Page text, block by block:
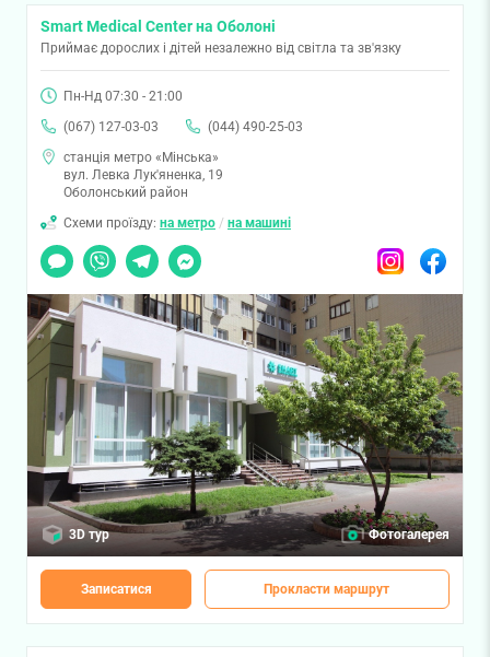
Smart Medical Center на Оболоні
Приймає дорослих і дітей незалежно від світла та зв'язку
Пн-Нд 07:30 - 21:00
(067) 127-03-03
(044) 490-25-03
станція метро «Мінська»
вул. Левка Лук'яненка, 19
Оболонський район
Схеми проїзду: на метро / на машині
Чат
Viber TelegramMessenger InstagramFacebook
3D тур Фотогалерея
Записатися Прокласти маршрут